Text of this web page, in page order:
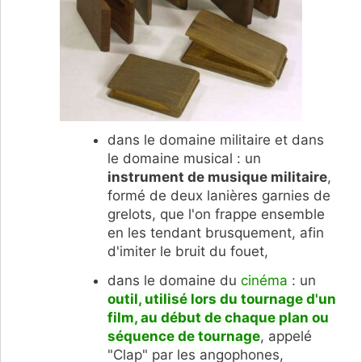
dans le domaine militaire et dans
le domaine musical : un
instrument de musique militaire,
formé de deux lanières garnies de
grelots, que l'on frappe ensemble
en les tendant brusquement, afin
d'imiter le bruit du fouet,
dans le domaine du cinéma : un
outil, utilisé lors du tournage d'un
film, au début de chaque plan ou
séquence de tournage, appelé
"Clap" par les angophones,